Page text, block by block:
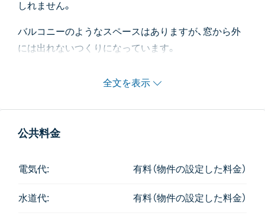
しれません。
バルコニーのようなスペースはありますが、窓から外
には出れないつくりになっています。
理をされたい方はご自分で購入する必要があります。
館内はエレベータはなく、階段での昇り降りとなりま
こじんまりとして可愛い雰囲気のある物件で、プール
全文を表示
公共料金
電気代: 有料（物件の設定した料金）
水道代: 有料（物件の設定した料金）